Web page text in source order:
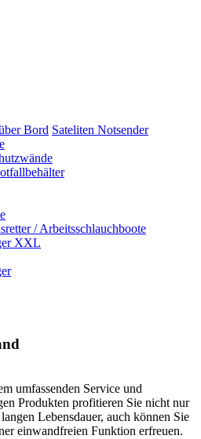
Bord Sateliten Notsender
/ Arbeitsschlauchboote
XXL
umfassenden Service und
Produkten profitieren Sie nicht nur
Lebensdauer, auch können Sie
einwandfreien Funktion erfreuen.